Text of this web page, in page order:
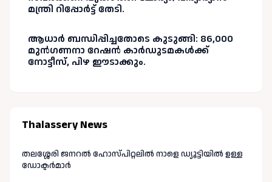
മന്ത്രി റിപ്പോർട്ട് തേടി.
ആധാർ ബന്ധിപ്പിച്ചതോടെ കുടുങ്ങി: 86,000
മുൻഗണനാ റേഷൻ കാർഡുടമകൾക്ക്
നോട്ടീസ്, പിഴ ഈടാക്കും.
Thalassery News
തലശ്ശേരി ജനറൽ ഹോസ്പിറ്റലിൽ നാളെ ഡ്യൂട്ടിയിൽ ഉള്ള
ഡോക്ടർമാർ